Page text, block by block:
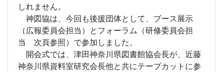
しれません。
神図協は、今回も後援団体として、ブース展示
（広報委員会担当）とフォーラム（研修委員会担
当 次頁参照）で参加しました。
開会式では、津田神奈川県図書館協会長が、近藤
神奈川県資料室研究会長他と共にテープカットに参